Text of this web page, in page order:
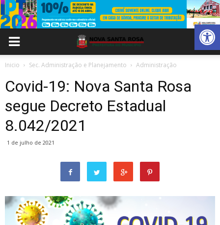
Abrir
Inicio Sec. Administração e Planejamento Administração
Covid-19: Nova Santa Rosa
segue Decreto Estadual
8.042/2021
1 de julho de 2021